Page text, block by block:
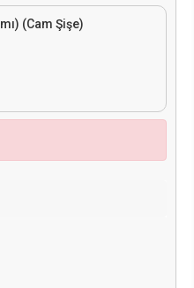
(Cam Şişe)